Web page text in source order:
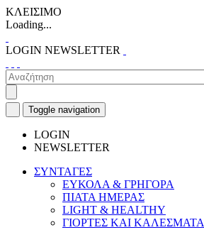
ΚΛΕΙΣΙΜΟ
Loading...
LOGIN NEWSLETTER
Toggle navigation
LOGIN
NEWSLETTER
ΣΥΝΤΑΓΕΣ
ΕΥΚΟΛΑ & ΓΡΗΓΟΡΑ
ΠΙΑΤΑ ΗΜΕΡΑΣ
LIGHT & HEALTHY
ΓΙΟΡΤΕΣ ΚΑΙ ΚΑΛΕΣΜΑΤΑ